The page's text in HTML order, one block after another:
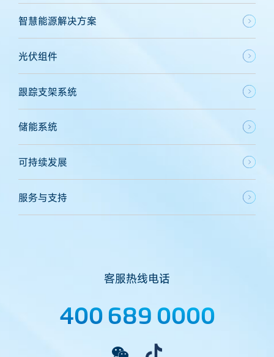
智慧能源解决方案
光伏组件
跟踪支架系统
储能系统
可持续发展
服务与支持
客服热线电话
400 689 0000